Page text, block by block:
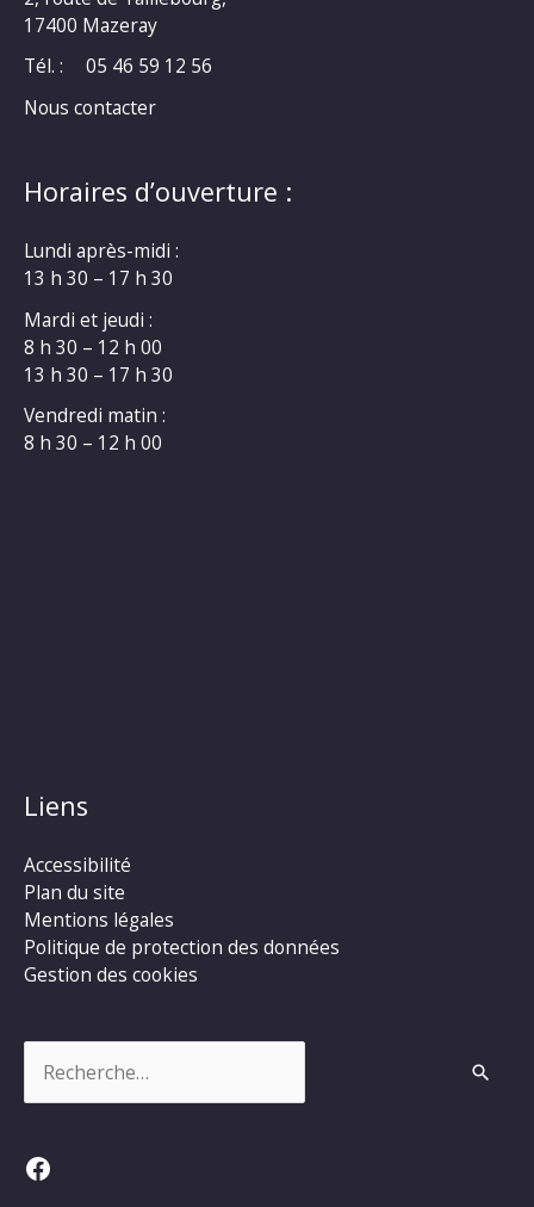
17400 Mazeray
Tél. :
05 46 59 12 56
Nous contacter
Horaires d’ouverture :
Lundi après-midi :
13 h 30 – 17 h 30
Mardi et jeudi :
8 h 30 – 12 h 00
13 h 30 – 17 h 30
Vendredi matin :
8 h 30 – 12 h 00
Liens
Accessibilité
Plan du site
Mentions légales
Politique de protection des données
Gestion des cookies
Facebook